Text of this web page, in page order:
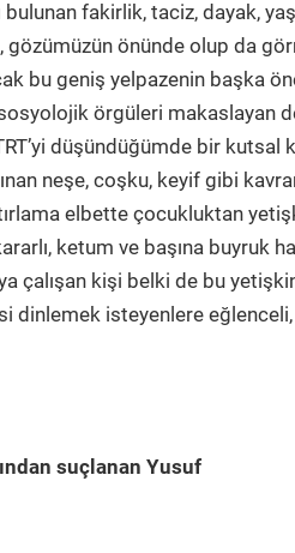
bulunan fakirlik, taciz, dayak,
gözümüzün önünde olup da
bu geniş yelpazenin başka
örgüleri makaslayan
düşündüğümde bir kutsal
neşe, coşku, keyif gibi
elbette çocukluktan
ketum ve başına buyruk
çalışan kişi belki de bu
dinlemek isteyenlere
suçlanan Yusuf